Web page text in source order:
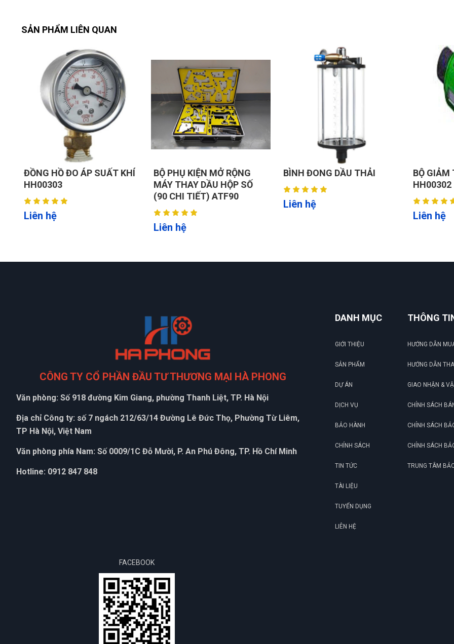
SẢN PHẨM LIÊN QUAN
BỘ PHỤ KIỆN MỞ RỘNG
MÁY THAY DẦU HỘP SỐ
(90 CHI TIẾT) ATF90
BÌNH ĐONG DẦU THẢI
Liên hệ
BỘ GIẢM THANH KHÍ NÉN
HH00302
MÁY
ĐỘNG
Liên hệ
CÔNG TY CỔ PHẦN ĐẦU TƯ THƯƠNG MẠI HÀ PHONG
Văn phòng: Số 918 đường Kim Giang, phường Thanh Liệt, TP. Hà Nội
Địa chỉ Công ty: số 7 ngách 212/63/14 Đường Lê Đức Thọ, Phường Từ Liêm,
TP Hà Nội, Việt Nam
Văn phòng phía Nam: Số 0009/1C Đỗ Mười, P. An Phú Đông, TP. Hồ Chí Minh
Hotline: 0912 847 848
DANH MỤC
GIỚI THIỆU
SẢN PHẨM
DỰ ÁN
DỊCH VỤ
BẢO HÀNH
CHÍNH SÁCH
TIN TỨC
TÀI LIỆU
TUYỂN DỤNG
LIÊN HỆ
THÔNG
HƯỚNG DẪN
HƯỚNG DẪN
GIAO NHẬN &
CHÍNH SÁCH
CHÍNH SÁCH
CHÍNH SÁCH
TRUNG TÂM
FACEBOOK